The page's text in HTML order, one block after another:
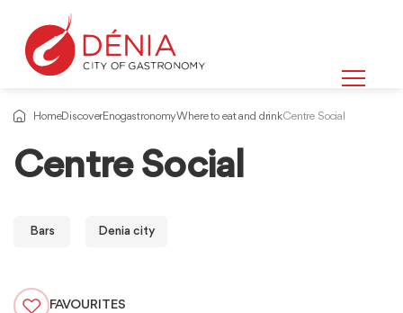
HomeDiscoverEnogastronomyWhere to eat and drinkCentre Social
Centre Social
Bars Denia city
FAVOURITES